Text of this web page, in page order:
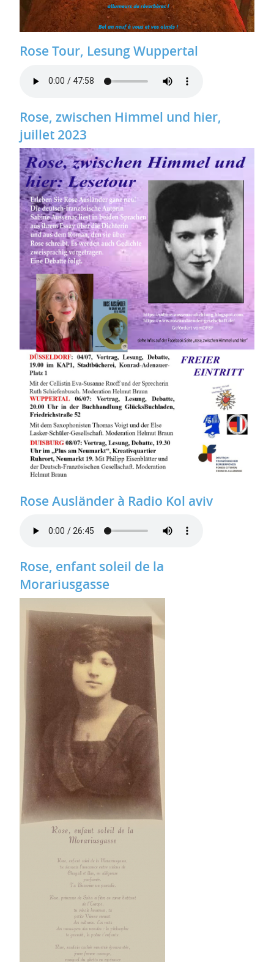
Rose Tour, Lesung Wuppertal
Rose, zwischen Himmel und hier,
juillet 2023
Rose Ausländer à Radio Kol aviv
Rose, enfant soleil de la
Morariusgasse